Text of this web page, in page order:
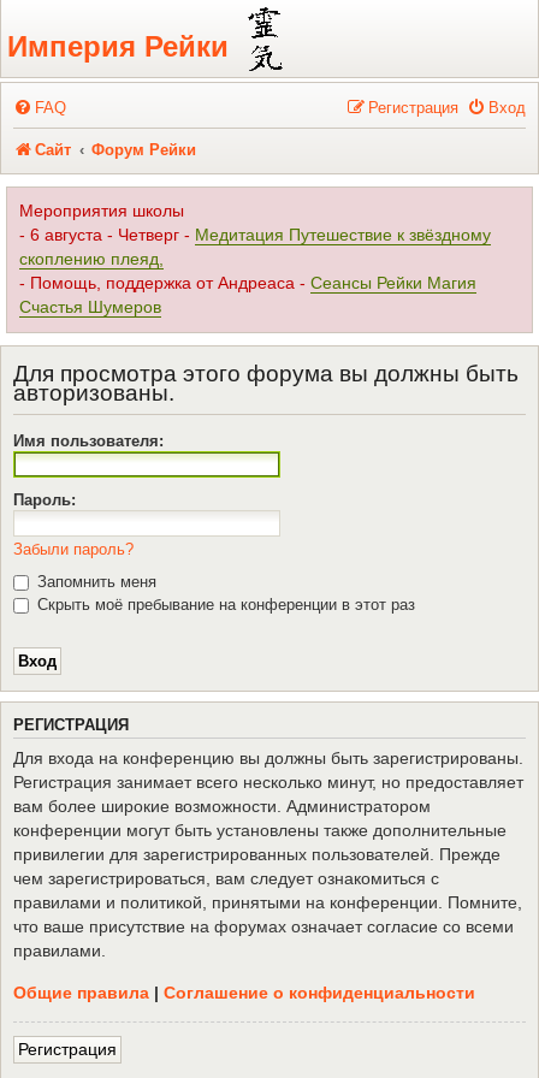
Регистрация
Империя Рейки
FAQ Вход
Регистрация
Сайт Форум Рейки
Мероприятия школы
- 6 августа - Четверг - Медитация Путешествие к звёздному
скоплению плеяд,
- Помощь, поддержка от Андреаса - Сеансы Рейки Магия
Счастья Шумеров
Для просмотра этого форума вы должны быть
авторизованы.
Имя пользователя:
Пароль:
Забыли пароль?
Запомнить меня
Скрыть моё пребывание на конференции в этот раз
РЕГИСТРАЦИЯ
Для входа на конференцию вы должны быть зарегистрированы.
Регистрация занимает всего несколько минут, но предоставляет
вам более широкие возможности. Администратором
конференции могут быть установлены также дополнительные
привилегии для зарегистрированных пользователей. Прежде
чем зарегистрироваться, вам следует ознакомиться с
правилами и политикой, принятыми на конференции. Помните,
что ваше присутствие на форумах означает согласие со всеми
правилами.
Общие правила | Соглашение о конфиденциальности
Регистрация